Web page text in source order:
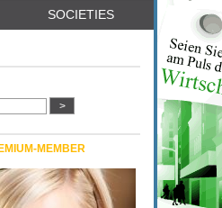
SOCIETIES
MEMBER